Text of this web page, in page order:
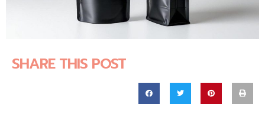
SHARE THIS POST